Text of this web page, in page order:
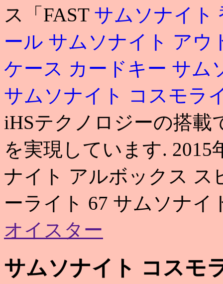
ス「FAST サムソナイト
ール サムソナイト アウ
ケース カードキー サム
サムソナイト コスモラ
iHSテクノロジーの搭載
を実現しています. 2015
ナイト アルボックス ス
ーライト 67 サムソナイ
オイスター
サムソナイト コスモ